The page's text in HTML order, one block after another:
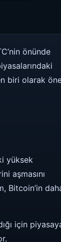
önünde
biri olarak
yüksek
aşmasını
Bitcoin’in
için